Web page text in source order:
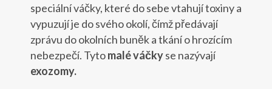
speciální váčky, které do sebe vtahují toxiny a
vypuzují je do svého okolí, čímž předávají
zprávu do okolních buněk a tkání o hrozícím
nebezpečí. Tytomalé váčkyse nazývají
exozomy.